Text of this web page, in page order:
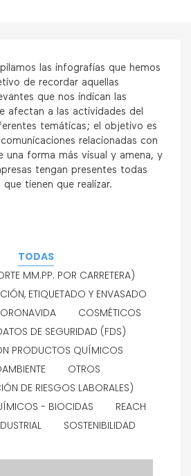
las infografías que hemos
de recordar aquellas
que nos indican las
afectan a las actividades del
temáticas; el objetivo es
relacionadas con
una forma más visual y amena, y
tengan presentes todas
tienen que realizar.
TODAS
MM.PP. POR CARRETERA)
ETIQUETADO Y ENVASADO
COSMÉTICOS
DE SEGURIDAD (FDS)
PRODUCTOS QUÍMICOS
OTROS
DE RIESGOS LABORALES)
- BIOCIDAS
REACH
SOSTENIBILIDAD